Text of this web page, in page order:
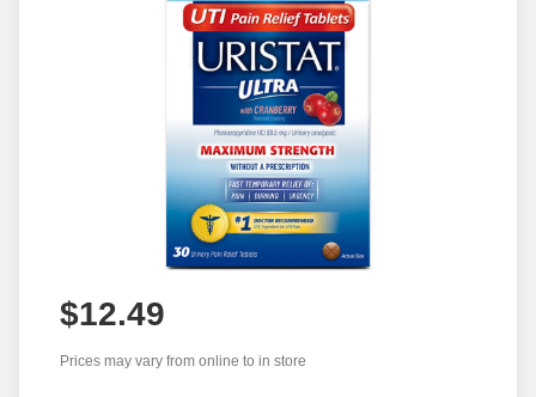
$12.49
Prices may vary from online to in store